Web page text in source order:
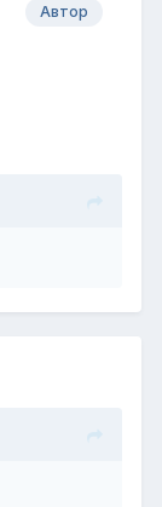
Автор